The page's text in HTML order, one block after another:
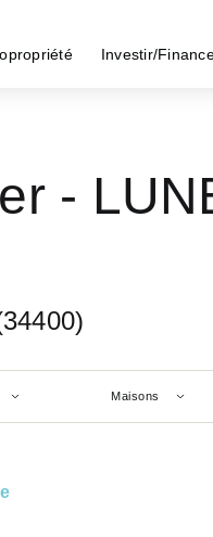
Investir/
-
Maisons